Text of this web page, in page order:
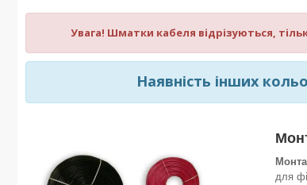
Увага! Шматки кабеля відрізуються,
Наявність інших
для